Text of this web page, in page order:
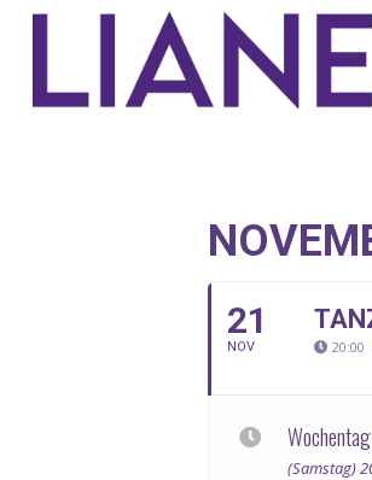
21
NOV 20:00
(Samstag)